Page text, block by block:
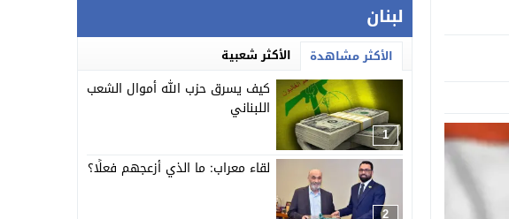
لبنان
الأكثر مشاهدة الأكثر شعبية
1
كيف يسرق حزب الله أموال الشعب
اللبناني
2
لقاء معراب: ما الذي أزعجهم فعلًا؟